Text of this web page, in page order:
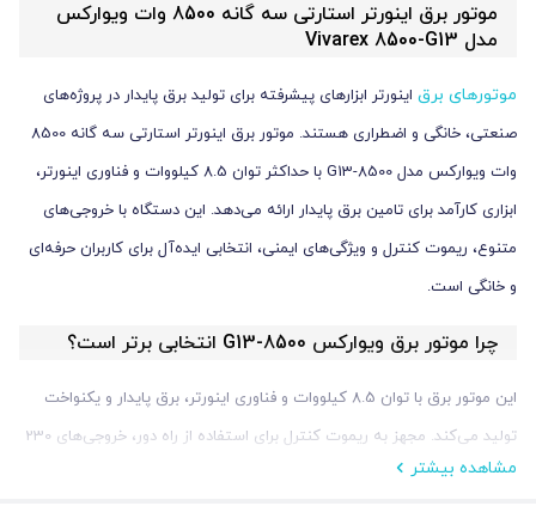
موتور برق اینورتر استارتی سه گانه 8500 وات ویوارکس
مدل Vivarex 8500-G13
موتورهای برق اینورتر ابزارهای پیشرفته برای تولید برق پایدار در پروژه‌های
صنعتی، خانگی و اضطراری هستند. موتور برق اینورتر استارتی سه گانه 8500
وات ویوارکس مدل 8500-G13 با حداکثر توان 8.5 کیلووات و فناوری اینورتر،
ابزاری کارآمد برای تامین برق پایدار ارائه می‌دهد. این دستگاه با خروجی‌های
متنوع، ریموت کنترل و ویژگی‌های ایمنی، انتخابی ایده‌آل برای کاربران حرفه‌ای
و خانگی است.
چرا موتور برق ویوارکس 8500-G13 انتخابی برتر است؟
این موتور برق با توان 8.5 کیلووات و فناوری اینورتر، برق پایدار و یکنواخت
تولید می‌کند. مجهز به ریموت کنترل برای استفاده از راه دور، خروجی‌های 230
مشاهده بیشتر